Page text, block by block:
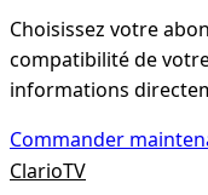
Choisissez votre
compatibilité de
informations
Commander
ClarioTV